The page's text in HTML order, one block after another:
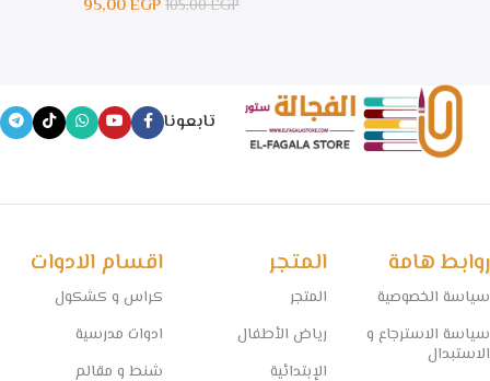
105,00EGP
95,00EGP
تابعونا
روابط هامة
سياسة الخصوصية
سياسة الاسترجاع و
الاستبدال
المتجر
المتجر
رياض الأطفال
الإبتدائية
اقسام الادوات
كراس و كشكول
ادوات مدرسية
شنط و مقالم